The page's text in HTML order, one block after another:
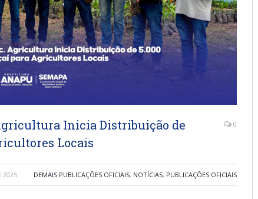
Inicia Distribuição de
Locais
0
2025 DEMAIS PUBLICAÇÕES OFICIAIS, NOTÍCIAS, PUBLICAÇÕES OFICIAIS